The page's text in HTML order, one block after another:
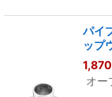
パイ
ップ
1,870
オー